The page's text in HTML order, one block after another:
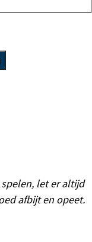
let er altijd
afbijt en opeet.